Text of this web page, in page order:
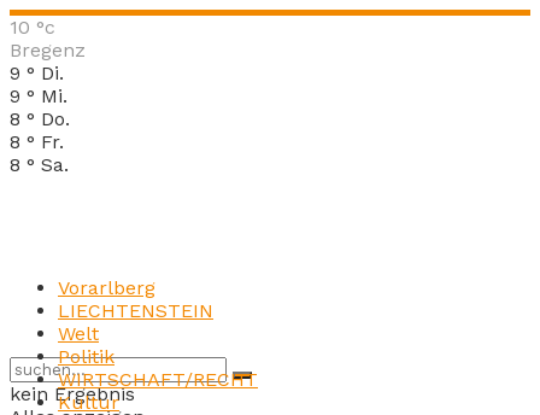
10 °c
Bregenz
9 ° Di.
9 ° Mi.
8 ° Do.
8 ° Fr.
8 ° Sa.
kein Ergebnis
Vorarlberg
LIECHTENSTEIN
Welt
Politik
WIRTSCHAFT/RECHT
Kultur